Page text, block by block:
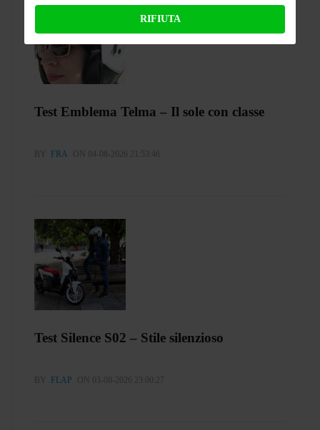
Test Emblema Telma – Il sole con classe
BY FRA ON 04-08-2026 21:53:46
Test Silence S02 – Stile silenzioso
BY FLAP ON 03-08-2026 23:00:27
RIFIUTA